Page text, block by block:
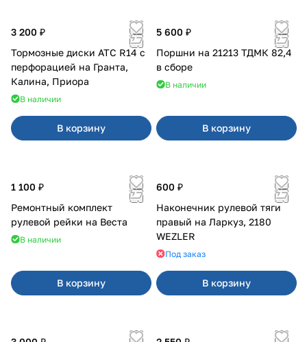
3 200 ₽
Тормозные диски АТС R14 с
перфорацией на Гранта,
Калина, Приора
В наличии
В корзину
5 600 ₽
Поршни на 21213 ТДМК 82,4
в сборе
В наличии
В корзину
1 100 ₽
Ремонтный комплект
рулевой рейки на Веста
В наличии
В корзину
600 ₽
Наконечник рулевой тяги
правый на Ларкуз, 2180
WEZLER
Под заказ
В корзину